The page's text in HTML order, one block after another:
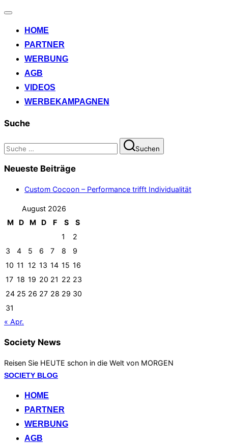
Navigation
HOME
PARTNER
WERBUNG
AGB
VIDEOS
WERBEKAMPAGNEN
Suche
Suchen
nach:
Suchen
Neueste Beiträge
Custom Cocoon – Performance trifft Individualität
August 2026
M
D M D F S
S
1
2
3
4 5 6 7 8
9
10 11 12 13 14 15 16
17 18 19 20 21 22 23
24 25 26 27 28 29 30
31
« Apr.
Society News
Reisen Sie HEUTE schon in die Welt von MORGEN
Zum
springen
SOCIETY BLOG
HOME
PARTNER
WERBUNG
AGB